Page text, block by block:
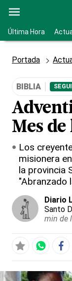
Última Hora
Portada
BIBLIA
Mes
Los
misionera
la provincia
"Abranzado
Diario
Santo
min de